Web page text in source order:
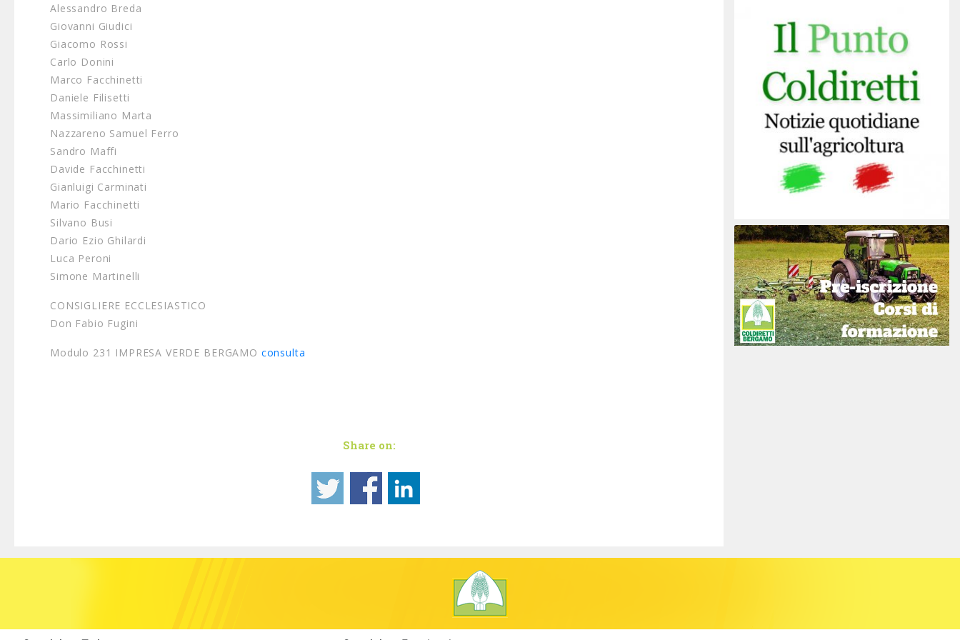
Alessandro Breda
Giovanni Giudici
Giacomo Rossi
Carlo Donini
Marco Facchinetti
Daniele Filisetti
Massimiliano Marta
Nazzareno Samuel Ferro
Sandro Maffi
Davide Facchinetti
Gianluigi Carminati
Mario Facchinetti
Silvano Busi
Dario Ezio Ghilardi
Luca Peroni
Simone Martinelli
CONSIGLIERE ECCLESIASTICO
Don Fabio Fugini
Modulo 231 IMPRESA VERDE BERGAMO consulta
Share on: